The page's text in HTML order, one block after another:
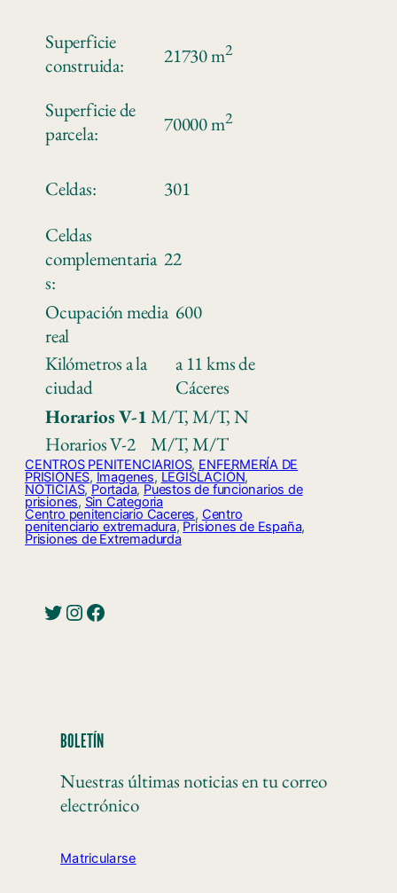
Superficie
construida:
21730 m2
Superficie de
parcela:
70000 m2
Celdas:
301
Celdas
complementaria
s:
22
Ocupación media
real
600
Kilómetros a la
ciudad
a 11 kms de
Cáceres
Horarios V-1M/T, M/T, N
Horarios V-2
M/T, M/T
CENTROS PENITENCIARIOS, ENFERMERÍA DE
PRISIONES, Imagenes, LEGISLACIÓN
NOTICIAS, Portada, Puestos de funcionarios de
prisiones, Sin Categoria
Centro penitenciario Caceres, Centro
penitenciario extremadura, Prisiones de España
Prisiones de Extremadurda
BOLETÍN
Nuestras últimas noticias en tu correo
electrónico
Matricularse